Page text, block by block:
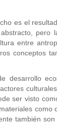
es el
pero
entre
conceptos
ser visto
como
también